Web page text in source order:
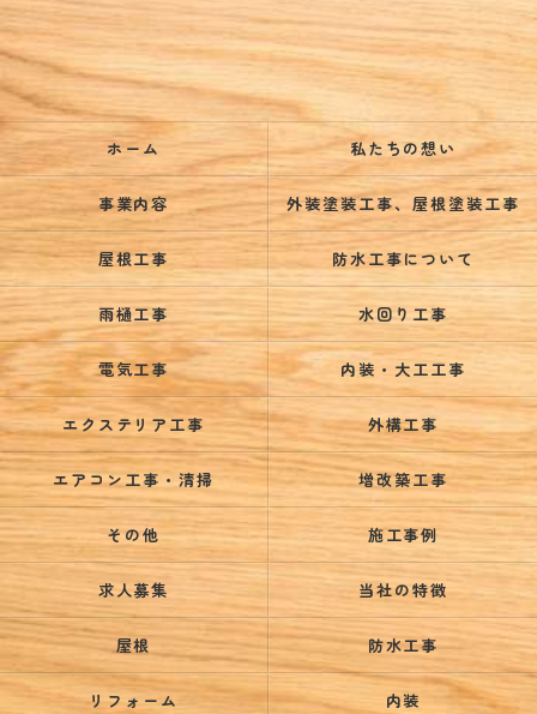
ホーム 私たちの想い
事業内容 外装塗装工事、屋根塗装工事
屋根工事 防水工事について
雨樋工事 水回り工事
電気工事 内装・大工工事
エクステリア工事 外構工事
エアコン工事・清掃 増改築工事
その他 施工事例
求人募集 当社の特徴
屋根 防水工事
リフォーム 内装